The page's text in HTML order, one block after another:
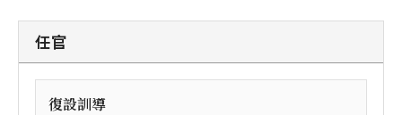
任官
復設訓導